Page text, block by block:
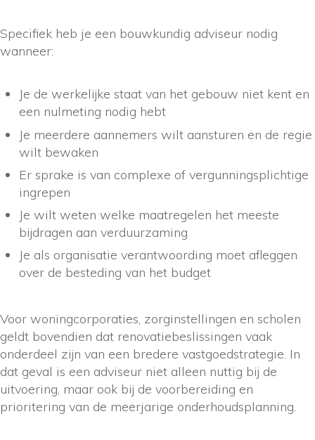
Specifiek heb je een bouwkundig adviseur nodig
wanneer:
Je de werkelijke staat van het gebouw niet kent en
een nulmeting nodig hebt
Je meerdere aannemers wilt aansturen en de regie
wilt bewaken
Er sprake is van complexe of vergunningsplichtige
ingrepen
Je wilt weten welke maatregelen het meeste
bijdragen aan verduurzaming
Je als organisatie verantwoording moet afleggen
over de besteding van het budget
Voor woningcorporaties, zorginstellingen en scholen
geldt bovendien dat renovatiebeslissingen vaak
onderdeel zijn van een bredere vastgoedstrategie. In
dat geval is een adviseur niet alleen nuttig bij de
uitvoering, maar ook bij de voorbereiding en
prioritering van de meerjarige onderhoudsplanning.